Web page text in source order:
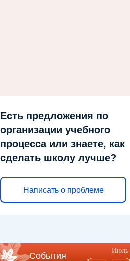
Есть предложения по
организации учебного
процесса или знаете, как
сделать школу лучше?
Написать о проблеме
События
Июль